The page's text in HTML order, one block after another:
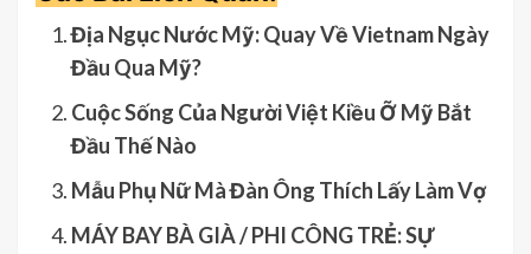
Địa Ngục Nước Mỹ: Quay Về Vietnam Ngày
Đầu Qua Mỹ?
Cuộc Sống Của Người Việt Kiều Ỡ Mỹ Bắt
Đầu Thế Nào
Mẫu Phụ Nữ Mà Đàn Ông Thích Lấy Làm Vợ
MÁY BAY BÀ GIÀ / PHI CÔNG TRẺ: SỰ